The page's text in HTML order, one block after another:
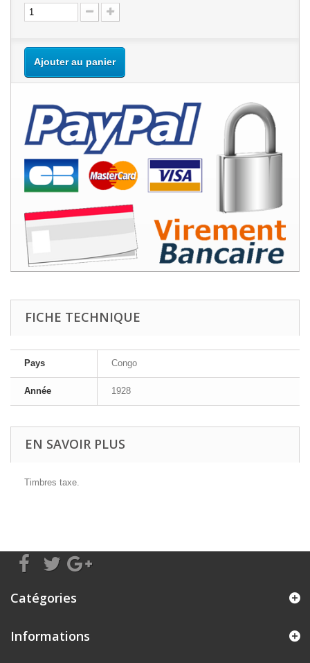
Ajouter au panier
FICHE TECHNIQUE
Pays Congo
Année 1928
EN SAVOIR PLUS
Timbres taxe.
Catégories
Informations